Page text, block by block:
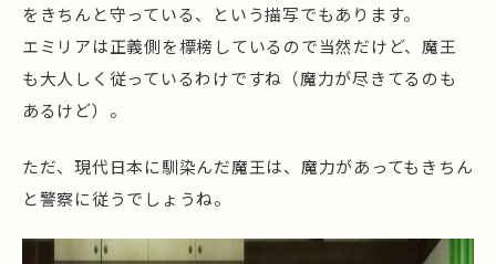
をきちんと守っている、という描写でもあります。
エミリアは正義側を標榜しているので当然だけど、魔王
も大人しく従っているわけですね（魔力が尽きてるのも
あるけど）。
ただ、現代日本に馴染んだ魔王は、魔力があってもきちん
と警察に従うでしょうね。